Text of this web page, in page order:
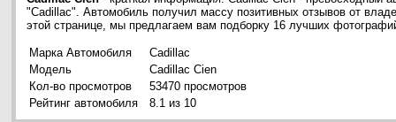
"Cadillac". Автомобиль получил массу позитивных отзывов от
этой странице, мы предлагаем вам подборку 16 лучших
Марка Автомобиля
Cadillac
Модель
Cadillac Cien
Кол-во просмотров
53470 просмотров
Рейтинг автомобиля
8.1 из 10